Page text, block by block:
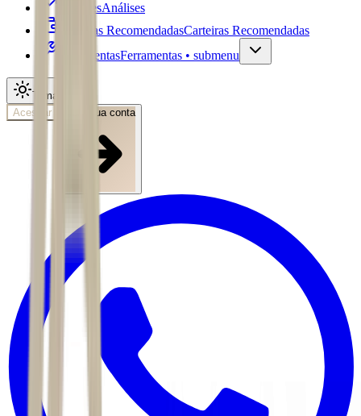
AnálisesAnálises
Carteiras RecomendadasCarteiras Recomendadas
FerramentasFerramentas • submenu
Tema
Acessar
Abra sua conta